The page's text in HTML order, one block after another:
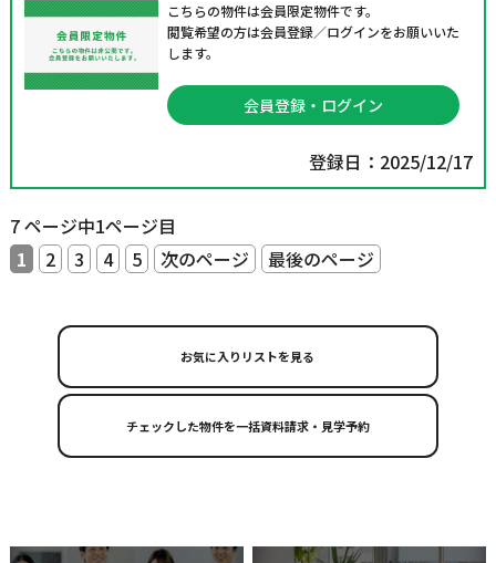
こちらの物件は会員限定物件です。
閲覧希望の方は会員登録／ログインをお願いいた
します。
会員登録・ログイン
登録日：2025/12/17
7 ページ中1ページ目
1
2 3 4 5 次のページ 最後のページ
お気に入りリストを見る